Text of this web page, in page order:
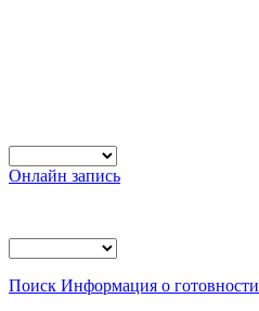
Онлайн запись
Поиск Информация о готовности